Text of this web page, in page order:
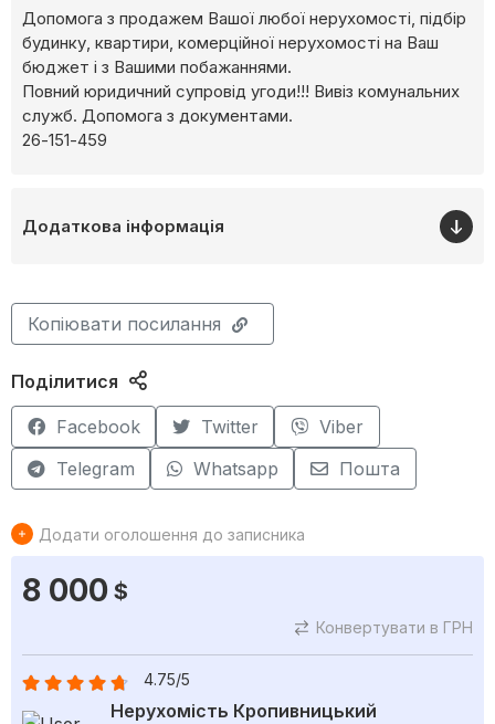
Допомога з продажем Вашої любої нерухомості, підбір
будинку, квартири, комерційної нерухомості на Ваш
бюджет і з Вашими побажаннями.
Повний юридичний супровід угоди!!! Вивіз комунальних
служб. Допомога з документами.
26-151-459
Додаткова інформація
Копіювати посилання
Поділитися
Facebook Twitter
Viber
Telegram
Whatsapp Пошта
Додати оголошення до записника
8 000 $
Конвертувати в ГРН
4.75/5
Нерухомість Кропивницький